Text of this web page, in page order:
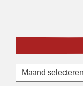
Archieven